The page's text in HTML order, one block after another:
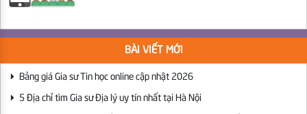
BÀI VIẾT MỚI
Bảng giá Gia sư Tin học online cập nhật 2026
5 Địa chỉ tìm Gia sư Địa lý uy tín nhất tại Hà Nội